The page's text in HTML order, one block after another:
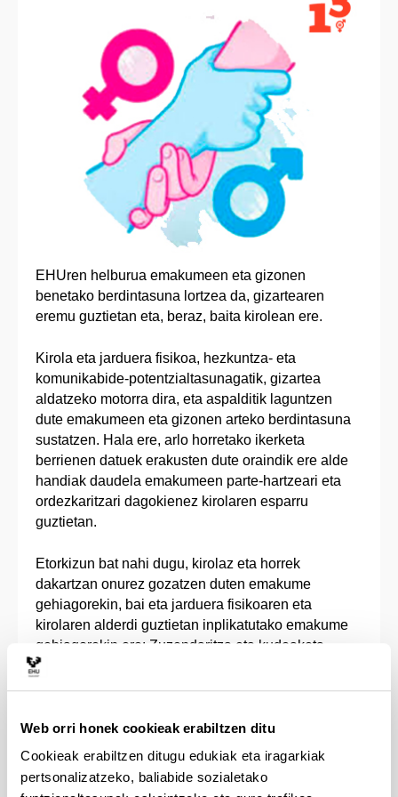
Web orri honek cookieak erabiltzen ditu
Cookieak erabiltzen ditugu edukiak eta iragarkiak
pertsonalizatzeko, baliabide sozialetako
EHUren helburua emakumeen eta gizonen
benetako berdintasuna lortzea da, gizartearen
eremu guztietan eta, beraz, baita kirolean ere.
Kirola eta jarduera fisikoa, hezkuntza- eta
komunikabide-potentzialtasunagatik, gizartea
aldatzeko motorra dira, eta aspalditik laguntzen
dute emakumeen eta gizonen arteko berdintasuna
sustatzen. Hala ere, arlo horretako ikerketa
berrienen datuek erakusten dute oraindik ere alde
handiak daudela emakumeen parte-hartzeari eta
ordezkaritzari dagokienez kirolaren esparru
guztietan.
Etorkizun bat nahi dugu, kirolaz eta horrek
dakartzan onurez gozatzen duten emakume
gehiagorekin, bai eta jarduera fisikoaren eta
kirolaren alderdi guztietan inplikatutako emakume
gehiagorekin ere: Zuzendaritza eta kudeaketa,
entrenamendua, arbitrajea, kazetaritza,